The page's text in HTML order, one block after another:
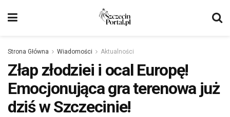
Strona Główna Wiadomości Aktualności
Złap złodziei i ocal Europę!
Emocjonująca gra terenowa już
dziś w Szczecinie!